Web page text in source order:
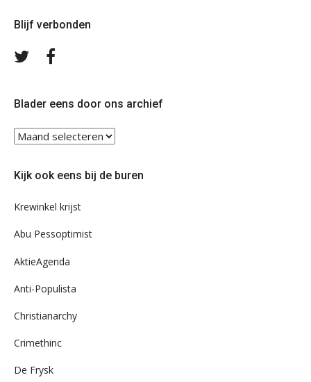
Blijf verbonden
Volg
Blader eens door ons archief
Blader
ons
Kijk ook eens bij de buren
Krewinkel krijst
Abu Pessoptimist
AktieAgenda
Anti-Populista
Christianarchy
Crimethinc
De Frysk